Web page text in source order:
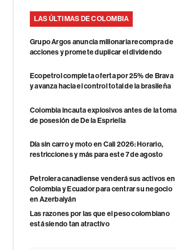
LAS ÚLTIMAS DE COLOMBIA
Grupo Argos anuncia millonaria recompra de
acciones y promete duplicar el dividendo
Ecopetrol completa oferta por 25% de Brava
y avanza hacia el control total de la brasileña
Colombia incauta explosivos antes de la toma
de posesión de De la Espriella
Día sin carro y moto en Cali 2026: Horario,
restricciones y más para este 7 de agosto
Petrolera canadiense venderá sus activos en
Colombia y Ecuador para centrar su negocio
en Azerbaiyán
Las razones por las que el peso colombiano
está siendo tan atractivo